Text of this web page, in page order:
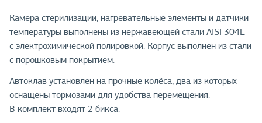
Камера стерилизации, нагревательные элементы и датчики
температуры выполнены из нержавеющей стали AISI 304L
с электрохимической полировкой. Корпус выполнен из стали
с порошковым покрытием.
Автоклав установлен на прочные колёса, два из которых
оснащены тормозами для удобства перемещения.
В комплект входят 2 бикса.